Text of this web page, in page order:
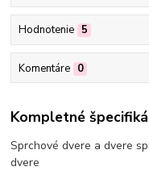
Hodnotenie 5
Komentáre 0
Kompletné
Sprchové dvere a dvere
dvere